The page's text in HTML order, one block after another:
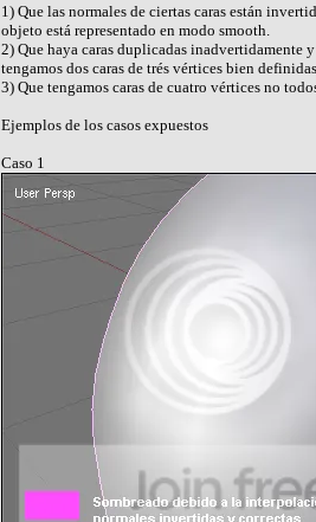
1) Que las normales de ciertas caras están
objeto está representado en modo smooth.
2) Que haya caras duplicadas inadvertidamente
tengamos dos caras de trés vértices bien
3) Que tengamos caras de cuatro vértices no
Ejemplos de los casos expuestos
Caso 1